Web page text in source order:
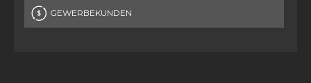
GEWERBEKUNDEN